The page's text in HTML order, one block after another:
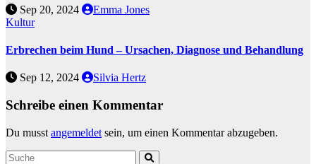
Sep 20, 2024
Emma Jones
Kultur
Erbrechen beim Hund – Ursachen, Diagnose und Behandlung
Sep 12, 2024 Silvia Hertz
Schreibe einen Kommentar
Du musst angemeldet sein, um einen Kommentar abzugeben.